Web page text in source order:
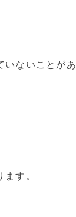
いないことがあ
す。